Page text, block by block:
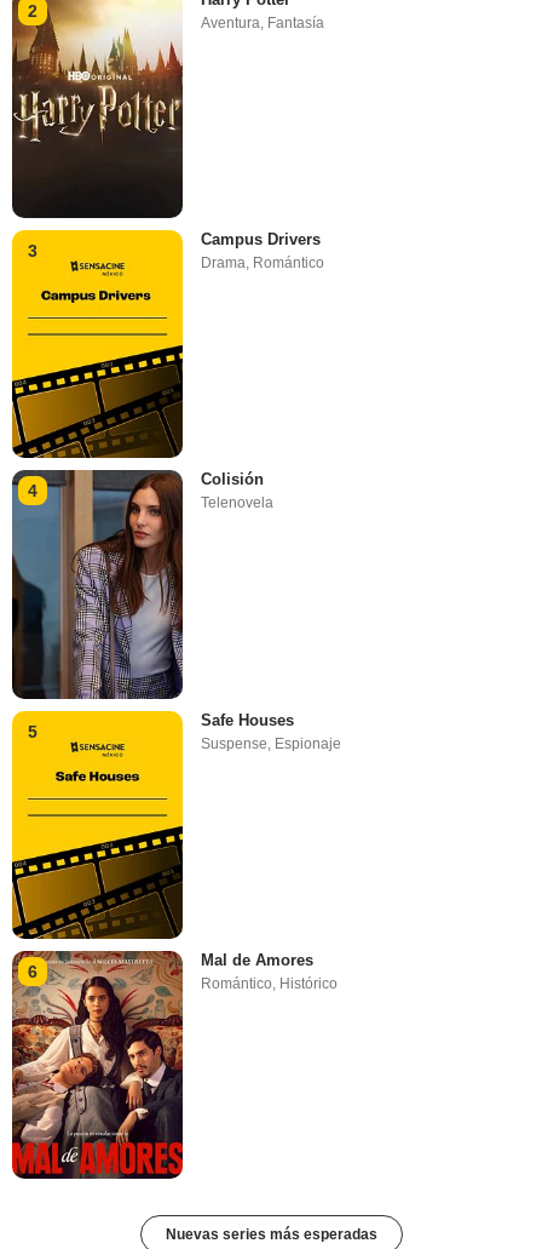
2
Aventura Fantasía
3
Campus Drivers
Drama, Romántico
4
Colisión
Telenovela
5
Safe Houses
Suspense Espionaje
6
Mal de Amores
Romántico, Histórico
Nuevas series más esperadas